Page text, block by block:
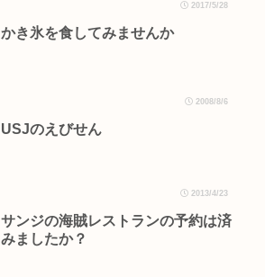
2017/5/28
かき氷を食してみませんか
2008/8/6
USJのえびせん
2013/4/23
サンジの海賊レストランの予約は済
みましたか？